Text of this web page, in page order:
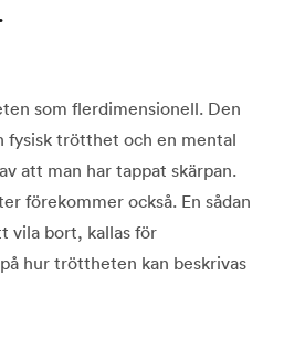
som flerdimensionell. Den
fysisk trötthet och en mental
att man har tappat skärpan.
förekommer också. En sådan
vila bort, kallas för
hur tröttheten kan beskrivas